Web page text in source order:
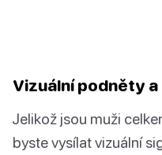
Vizuální podněty
Jelikož jsou muži
byste vysílat vizuální